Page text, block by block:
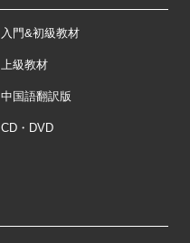
入門&初級教材
上級教材
中国語翻訳版
CD・DVD